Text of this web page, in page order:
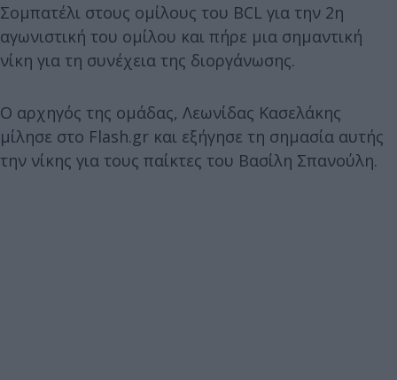
Σομπατέλι στους ομίλους του BCL για την 2η
αγωνιστική του ομίλου και πήρε μια σημαντική
νίκη για τη συνέχεια της διοργάνωσης.
Ο αρχηγός της ομάδας, Λεωνίδας Κασελάκης
μίλησε στο Flash.gr και εξήγησε τη σημασία αυτής
την νίκης για τους παίκτες του Βασίλη Σπανούλη.